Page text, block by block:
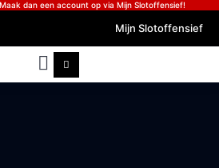
dan een account op via Mijn Slotoffensief!
Mijn Slotoffensief